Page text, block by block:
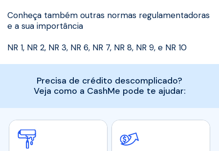
Conheça também outras normas regulamentadoras
e a sua importância
NR 1, NR 2, NR 3, NR 6, NR 7, NR 8, NR 9, e NR 10
Precisa de crédito descomplicado?
Veja como a CashMe pode te ajudar: